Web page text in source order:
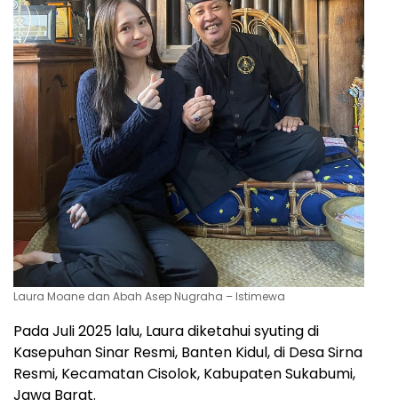
Laura Moane dan Abah Asep Nugraha – Istimewa
Pada Juli 2025 lalu, Laura diketahui syuting di
Kasepuhan Sinar Resmi, Banten Kidul, di Desa Sirna
Resmi, Kecamatan Cisolok, Kabupaten Sukabumi,
Jawa Barat.